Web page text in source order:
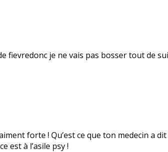
fievredonc je ne vais pas bosser tout de
forte ! Qu’est ce que ton medecin a dit
est à l’asile psy !